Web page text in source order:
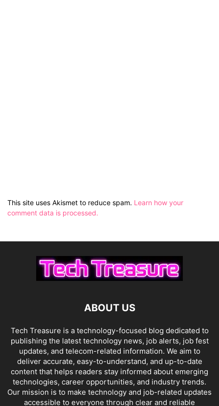
This site uses Akismet to reduce spam. Learn how your
comment data is processed.
ABOUT US
Tech Treasure is a technology-focused blog dedicated to
publishing the latest technology news, job alerts, job fest
updates, and telecom-related information. We aim to
deliver accurate, easy-to-understand, and up-to-date
content that helps readers stay informed about emerging
technologies, career opportunities, and industry trends.
Our mission is to make technology and job-related updates
accessible to everyone through clear and reliable